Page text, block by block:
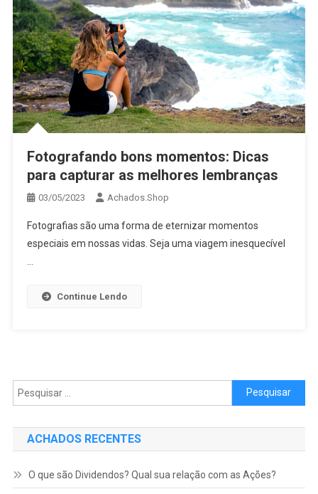
Fotografando bons momentos: Dicas
para capturar as melhores lembranças
03/05/2023 Achados.Shop
Fotografias são uma forma de eternizar momentos
especiais em nossas vidas. Seja uma viagem inesquecível
Continue Lendo
Pesquisar por:
ACHADOS RECENTES
O que são Dividendos? Qual sua relação com as Ações?